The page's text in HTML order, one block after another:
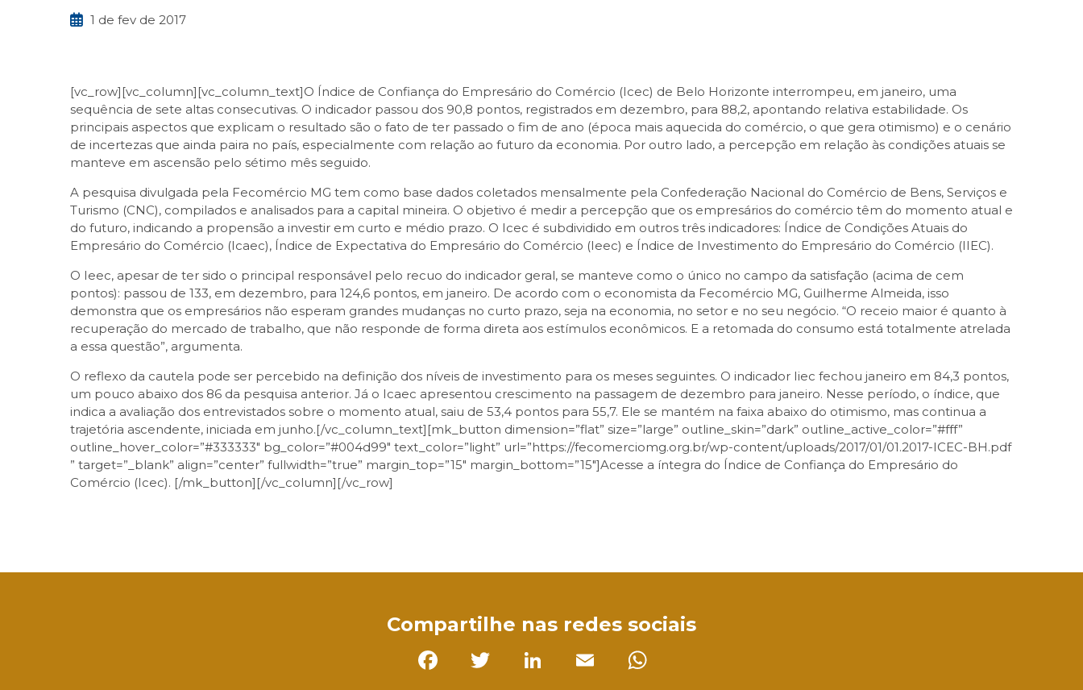
1 de fev de 2017
[vc_row][vc_column][vc_column_text]O Índice de Confiança do Empresário do Comércio (Icec) de Belo Horizonte interrompeu, em janeiro, uma
sequência de sete altas consecutivas. O indicador passou dos 90,8 pontos, registrados em dezembro, para 88,2, apontando relativa estabilidade. Os
principais aspectos que explicam o resultado são o fato de ter passado o fim de ano (época mais aquecida do comércio, o que gera otimismo) e o cenário
de incertezas que ainda paira no país, especialmente com relação ao futuro da economia. Por outro lado, a percepção em relação às condições atuais se
manteve em ascensão pelo sétimo mês seguido.
A pesquisa divulgada pela Fecomércio MG tem como base dados coletados mensalmente pela Confederação Nacional do Comércio de Bens, Serviços e
Turismo (CNC), compilados e analisados para a capital mineira. O objetivo é medir a percepção que os empresários do comércio têm do momento atual e
do futuro, indicando a propensão a investir em curto e médio prazo. O Icec é subdividido em outros três indicadores: Índice de Condições Atuais do
Empresário do Comércio (Icaec), Índice de Expectativa do Empresário do Comércio (Ieec) e Índice de Investimento do Empresário do Comércio (IIEC).
O Ieec, apesar de ter sido o principal responsável pelo recuo do indicador geral, se manteve como o único no campo da satisfação (acima de cem
pontos): passou de 133, em dezembro, para 124,6 pontos, em janeiro. De acordo com o economista da Fecomércio MG, Guilherme Almeida, isso
demonstra que os empresários não esperam grandes mudanças no curto prazo, seja na economia, no setor e no seu negócio. “O receio maior é quanto à
recuperação do mercado de trabalho, que não responde de forma direta aos estímulos econômicos. E a retomada do consumo está totalmente atrelada
a essa questão”, argumenta.
O reflexo da cautela pode ser percebido na definição dos níveis de investimento para os meses seguintes. O indicador Iiec fechou janeiro em 84,3 pontos,
um pouco abaixo dos 86 da pesquisa anterior. Já o Icaec apresentou crescimento na passagem de dezembro para janeiro. Nesse período, o índice, que
indica a avaliação dos entrevistados sobre o momento atual, saiu de 53,4 pontos para 55,7. Ele se mantém na faixa abaixo do otimismo, mas continua a
trajetória ascendente, iniciada em junho.[/vc_column_text][mk_button dimension=”flat” size=”large” outline_skin=”dark” outline_active_color=”#fff”
outline_hover_color=”#333333″ bg_color=”#004d99″ text_color=”light” url=”https://fecomerciomg.org.br/wp-content/uploads/2017/01/01.2017-ICEC-BH.pdf
” target=”_blank” align=”center” fullwidth=”true” margin_top=”15″ margin_bottom=”15″]Acesse a íntegra do Índice de Confiança do Empresário do
Comércio (Icec). [/mk_button][/vc_column][/vc_row]
Compartilhe nas redes sociais